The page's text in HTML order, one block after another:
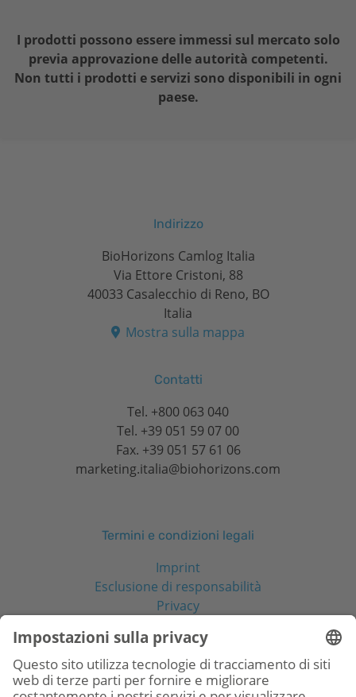
I prodotti possono essere immessi sul mercato solo
previa approvazione delle autorità competenti.
Non tutti i prodotti e servizi sono disponibili in ogni
paese.
Indirizzo
BioHorizons Camlog Italia
Via Ettore Cristoni, 88
40033 Casalecchio di Reno, BO
Italia
Mostra sulla mappa
Contatti
Tel. +800 063 040
Tel. +39 051 59 07 00
Fax. +39 051 57 61 06
marketing.italia@biohorizons.com
Termini e condizioni legali
Imprint
Esclusione di responsabilità
Privacy
Social Media